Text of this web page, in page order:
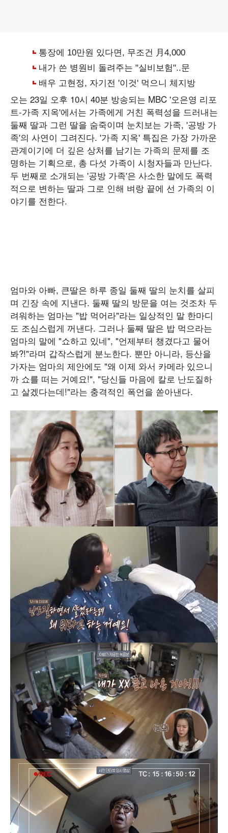
오는 23일 오후 10시 40분 방송되는 MBC '오은영 리포
트-가족 지옥'에서는 가족에게 거친 폭력성을 드러내는
둘째 딸과 그런 딸을 숨죽이며 눈치보는 가족, '공방 가
족'의 사연이 그려진다. '가족 지옥' 특집은 가장 가까운
관계이기에 더 깊은 상처를 남기는 가족의 문제를 조
명하는 기획으로, 총 다섯 가족이 시청자들과 만난다.
두 번째로 소개되는 '공방 가족'은 사소한 말에도 폭력
적으로 변하는 딸과 그로 인해 벼랑 끝에 선 가족의 이
야기를 전한다.
엄마와 아빠, 큰딸은 하루 종일 둘째 딸의 눈치를 살피
며 긴장 속에 지낸다. 둘째 딸의 방문을 여는 것조차 두
려워하는 엄마는 "밥 먹어라"라는 일상적인 말 한마디
도 조심스럽게 꺼낸다. 그러나 둘째 딸은 밥 먹으라는
엄마의 말에 "쇼하고 있네", "언제부터 챙겼다고 물어
봐?!"라며 갑작스럽게 분노한다. 뿐만 아니라, 등산을
가자는 엄마의 제안에도 "왜 이제 와서 카메라 있으니
까 쇼를 떠는 거예요!", "당신들 마음에 칼로 난도질하
고 살겠다는데!"라는 충격적인 폭언을 쏟아낸다.